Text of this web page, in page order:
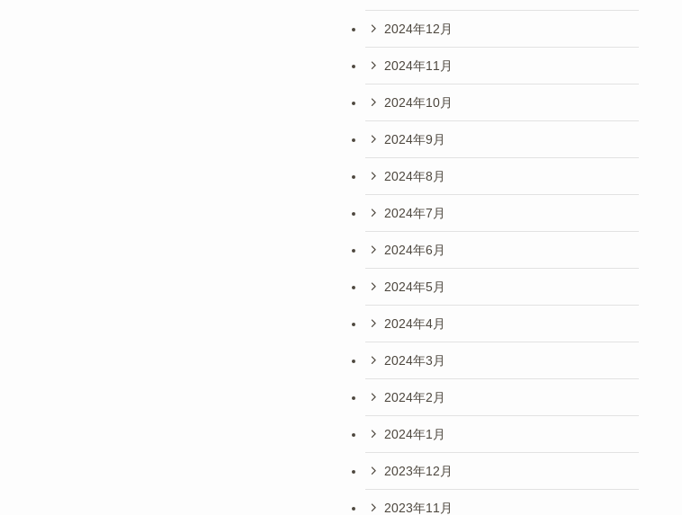
2024年12月
2024年11月
2024年10月
2024年9月
2024年8月
2024年7月
2024年6月
2024年5月
2024年4月
2024年3月
2024年2月
2024年1月
2023年12月
2023年11月